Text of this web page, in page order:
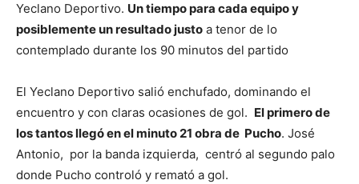
Yeclano Deportivo. Un tiempo para cada equipo y
posiblemente un resultado justo a tenor de lo
contemplado durante los 90 minutos del partido
El Yeclano Deportivo salió enchufado, dominando el
encuentro y con claras ocasiones de gol. El primero de
los tantos llegó en el minuto 21 obra de Pucho. José
Antonio, por la banda izquierda, centró al segundo palo
donde Pucho controló y remató a gol.